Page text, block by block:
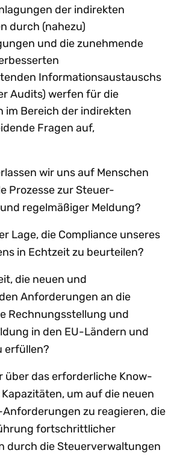
der indirekten
durch (nahezu)
und die zunehmende
Informationsaustauschs
Audits) werfen für die
im Bereich der indirekten
Fragen auf,
wir uns auf Menschen
Prozesse zur Steuer-
regelmäßiger Meldung?
Lage, die Compliance unseres
in Echtzeit zu beurteilen?
die neuen und
Anforderungen an die
Rechnungsstellung und
in den EU-Ländern und
erfüllen?
über das erforderliche Know-
um auf die neuen
zu reagieren, die
fortschrittlicher
durch die Steuerverwaltungen